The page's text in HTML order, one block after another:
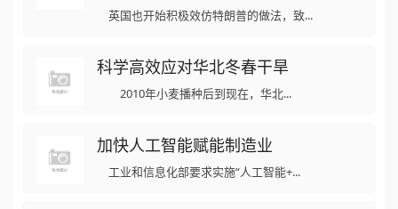
英国也开始积极效仿特朗普的做法，致...
科学高效应对华北冬春干旱
2010年小麦播种后到现在，华北...
加快人工智能赋能制造业
工业和信息化部要求实施“人工智能+...